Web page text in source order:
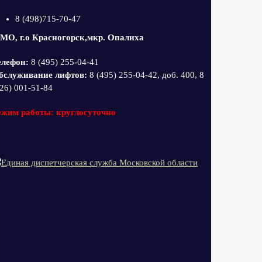
8 (498)715-70-47
г.о Красногорск,мкр. Опалиха
8 (495) 255-04-41
лифтов: 8 (495) 255-04-42, доб. 400, 8
001-51-84
работы: круглосуточно